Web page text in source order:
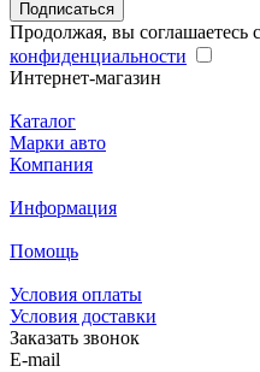
Подписаться
Продолжая, вы соглашаетесь с
конфиденциальности
Интернет-магазин
Каталог
Марки авто
Компания
Информация
Помощь
Условия оплаты
Условия доставки
Заказать звонок
E-mail